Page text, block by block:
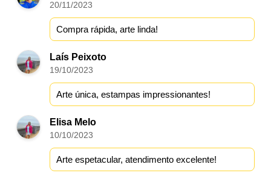
20/11/2023
Compra rápida, arte linda!
Laís Peixoto
19/10/2023
Arte única, estampas impressionantes!
Elisa Melo
10/10/2023
Arte espetacular, atendimento excelente!